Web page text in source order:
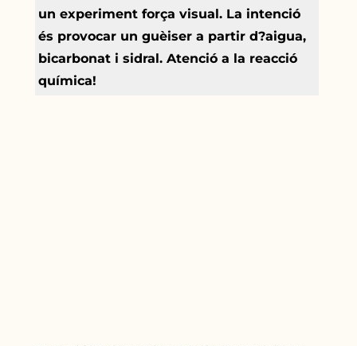
un experiment força visual. La intenció
és provocar un guèiser a partir d?aigua,
bicarbonat i sidral. Atenció a la reacció
química!